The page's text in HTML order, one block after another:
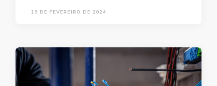
19 DE FEVEREIRO DE 2024